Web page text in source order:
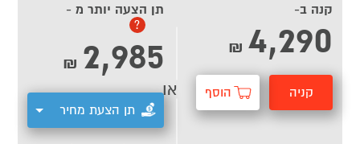
קנה ב-
4,290
₪
קניה הוסף
תן הצעה יותר מ -
?
2,985
₪
תן הצעת מחיר
או